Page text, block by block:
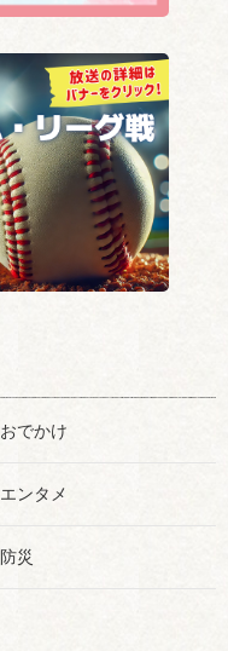
おでかけ
エンタメ
防災